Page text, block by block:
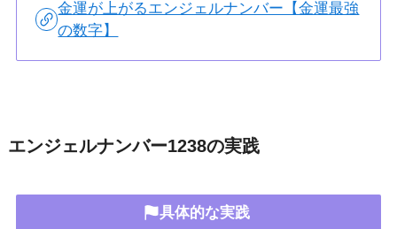
金運が上がるエンジェルナンバー【金運最強
の数字】
エンジェルナンバー1238の実践
具体的な実践